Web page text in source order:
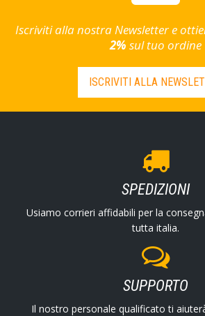
Iscriviti alla nostra Newsletter e
2% sul tuo ordine
ISCRIVITI ALLA
SPEDIZIONI
Usiamo corrieri affidabili per la
tutta italia.
SUPPORTO
Il nostro personale qualificato ti